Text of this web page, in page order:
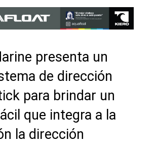
presenta un
de dirección
para brindar un
que integra a la
la dirección